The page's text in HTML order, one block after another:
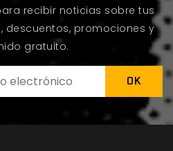
recibir noticias sobre tus
descuentos, promociones y
gratuito.